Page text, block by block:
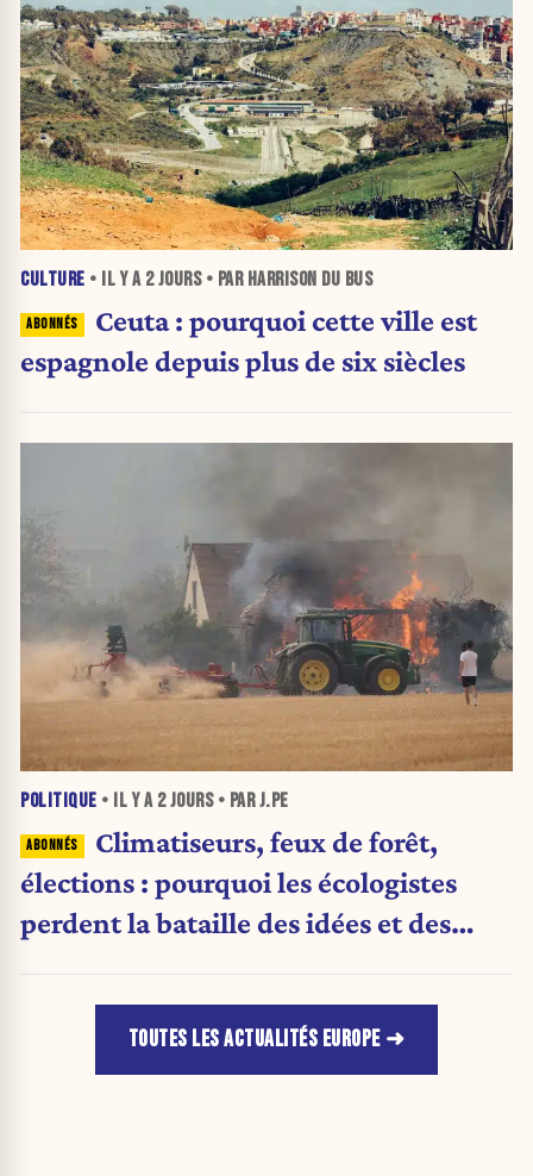
CULTURE • IL Y A 2 JOURS• PAR HARRISON DU BUS
Ceuta : pourquoi cette ville est
espagnole depuis plus de six siècles
POLITIQUE • IL Y A 2 JOURS• PAR J.PE
Climatiseurs, feux de forêt,
élections : pourquoi les écologistes
perdent la bataille des idées et des
TOUTES LES ACTUALITÉS EUROPE